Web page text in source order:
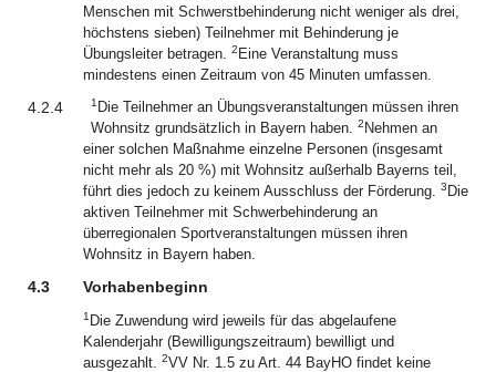
Menschen mit Schwerstbehinderung nicht weniger als drei,
höchstens sieben) Teilnehmer mit Behinderung je
Übungsleiter betragen. 2 Eine Veranstaltung muss
mindestens einen Zeitraum von 45 Minuten umfassen.
4.2.4 1 Die Teilnehmer an Übungsveranstaltungen müssen ihren
Wohnsitz grundsätzlich in Bayern haben. 2 Nehmen an
einer solchen Maßnahme einzelne Personen (insgesamt
nicht mehr als 20 %) mit Wohnsitz außerhalb Bayerns teil,
führt dies jedoch zu keinem Ausschluss der Förderung. 3 Die
aktiven Teilnehmer mit Schwerbehinderung an
überregionalen Sportveranstaltungen müssen ihren
Wohnsitz in Bayern haben.
4.3 Vorhabenbeginn
1 Die Zuwendung wird jeweils für das abgelaufene
Kalenderjahr (Bewilligungszeitraum) bewilligt und
ausgezahlt. 2VV Nr. 1.5 zu Art. 44 BayHO findet keine